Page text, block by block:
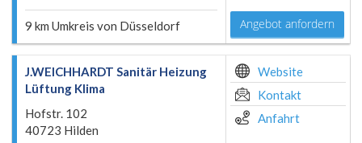
9 km Umkreis von Düsseldorf Angebot anfordern
J.WEICHHARDT Sanitär Heizung
Lüftung Klima
Hofstr. 102
40723 Hilden
Website
Kontakt
Anfahrt